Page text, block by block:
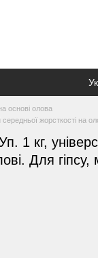
основі олова
жорсткості на
1 кг,
Для